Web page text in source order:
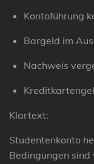
Kontoführung
Bargeld im
Nachweis
Klartext:
Studentenkonto
Bedingungen sind